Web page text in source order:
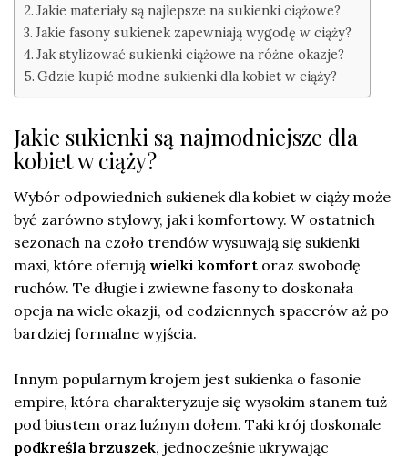
Jakie materiały są najlepsze na sukienki ciążowe?
Jakie fasony sukienek zapewniają wygodę w ciąży?
Jak stylizować sukienki ciążowe na różne okazje?
Gdzie kupić modne sukienki dla kobiet w ciąży?
Jakie sukienki są najmodniejsze dla
kobiet w ciąży?
Wybór odpowiednich sukienek dla kobiet w ciąży może
być zarówno stylowy, jak i komfortowy. W ostatnich
sezonach na czoło trendów wysuwają się sukienki
maxi, które oferują wielki komfort oraz swobodę
ruchów. Te długie i zwiewne fasony to doskonała
opcja na wiele okazji, od codziennych spacerów aż po
bardziej formalne wyjścia.
Innym popularnym krojem jest sukienka o fasonie
empire, która charakteryzuje się wysokim stanem tuż
pod biustem oraz luźnym dołem. Taki krój doskonale
podkreśla brzuszek, jednocześnie ukrywając